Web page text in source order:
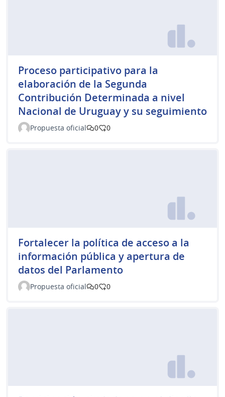
Proceso participativo para la
elaboración de la Segunda
Contribución Determinada a nivel
Nacional de Uruguay y su seguimiento
Propuesta oficial 0 0
Fortalecer la política de acceso a la
información pública y apertura de
datos del Parlamento
Propuesta oficial 0 0